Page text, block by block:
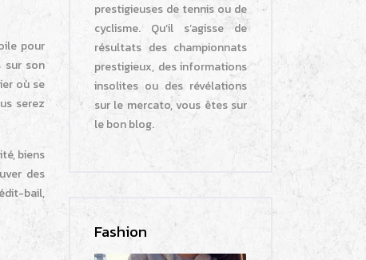
pour
sur son
où se
serez
biens
des
bail,
prestigieuses de tennis ou de
cyclisme. Qu’il s’agisse de
résultats des championnats
prestigieux, des informations
insolites ou des révélations
sur le mercato, vous êtes sur
le bon blog.
Fashion